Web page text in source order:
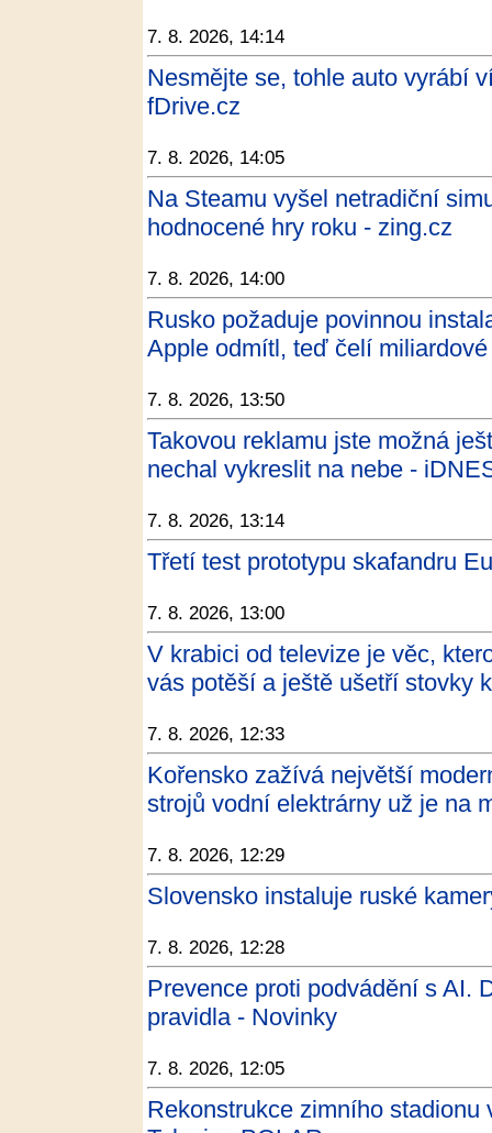
7. 8. 2026, 14:14
Nesmějte se, tohle auto vyrábí
fDrive.cz
7. 8. 2026, 14:05
Na Steamu vyšel netradiční
hodnocené hry roku - zing.cz
7. 8. 2026, 14:00
Rusko požaduje povinnou
Apple odmítl, teď čelí
7. 8. 2026, 13:50
Takovou reklamu jste možná
nechal vykreslit na nebe -
7. 8. 2026, 13:14
Třetí test prototypu skafandru
7. 8. 2026, 13:00
V krabici od televize je věc,
vás potěší a ještě ušetří stovky
7. 8. 2026, 12:33
Kořensko zažívá největší
strojů vodní elektrárny už je na
7. 8. 2026, 12:29
Slovensko instaluje ruské
7. 8. 2026, 12:28
Prevence proti podvádění s AI.
pravidla - Novinky
7. 8. 2026, 12:05
Rekonstrukce zimního